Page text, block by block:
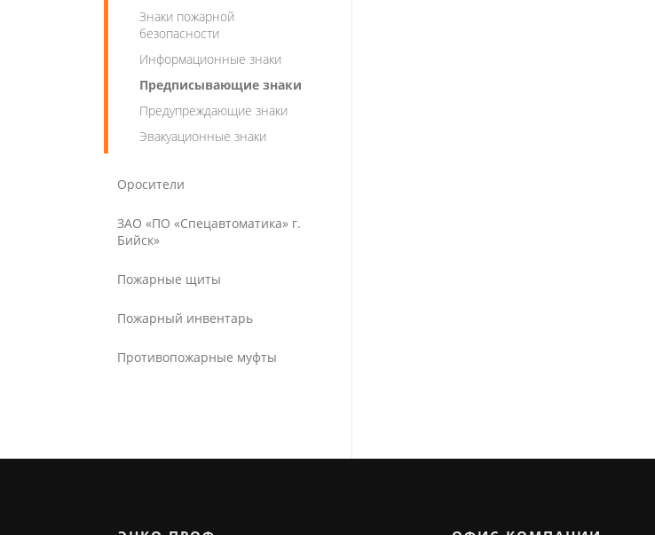
Знаки пожарной
безопасности
Информационные знаки
Предписывающие знаки
Предупреждающие знаки
Эвакуационные знаки
Оросители
ЗАО «ПО «Спецавтоматика» г.
Бийск»
Пожарные щиты
Пожарный инвентарь
Противопожарные муфты